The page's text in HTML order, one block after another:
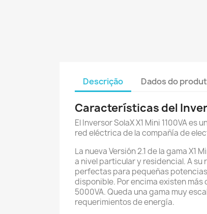
Descrição Dados do
Características del
El Inversor SolaX X1 Mini 1100VA
red eléctrica de la compañía de
La nueva Versión 2.1 de la gama
a nivel particular y residencial. A
perfectas para pequeñas
disponible. Por encima existen
5000VA. Queda una gama muy
requerimientos de energía.